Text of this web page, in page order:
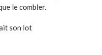
le combler.
son lot